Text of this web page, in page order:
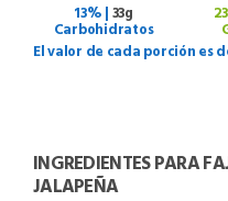
13% | 33g
Carbohidratos
El valor de cada porción es
INGREDIENTES PARA
JALAPEÑA